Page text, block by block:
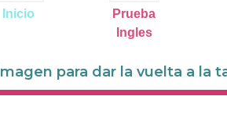
Inicio
Prueba
Ingles
para dar la vuelta a la